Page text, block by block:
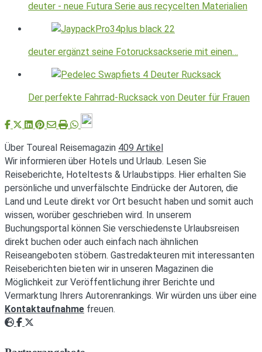
deuter - neue Futura Serie aus recycelten Materialien
deuter ergänzt seine Fotorucksackserie mit einen…
Der perfekte Fahrrad-Rucksack von Deuter für Frauen
Über Toureal Reisemagazin 409 Artikel
Wir informieren über Hotels und Urlaub. Lesen Sie
Reiseberichte, Hoteltests & Urlaubstipps. Hier erhalten Sie
persönliche und unverfälschte Eindrücke der Autoren, die
Land und Leute direkt vor Ort besucht haben und somit auch
wissen, worüber geschrieben wird. In unserem
Buchungsportal können Sie verschiedenste Urlaubsreisen
direkt buchen oder auch einfach nach ähnlichen
Reiseangeboten stöbern. Gastredakteuren mit interessanten
Reiseberichten bieten wir in unseren Magazinen die
Möglichkeit zur Veröffentlichung ihrer Berichte und
Vermarktung Ihrers Autorenrankings. Wir würden uns über eine
Kontaktaufnahme freuen.
Webseite
Facebook